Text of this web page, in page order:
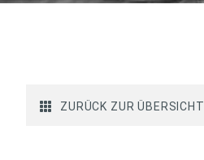
ZURÜCK ZUR ÜBERSICHT